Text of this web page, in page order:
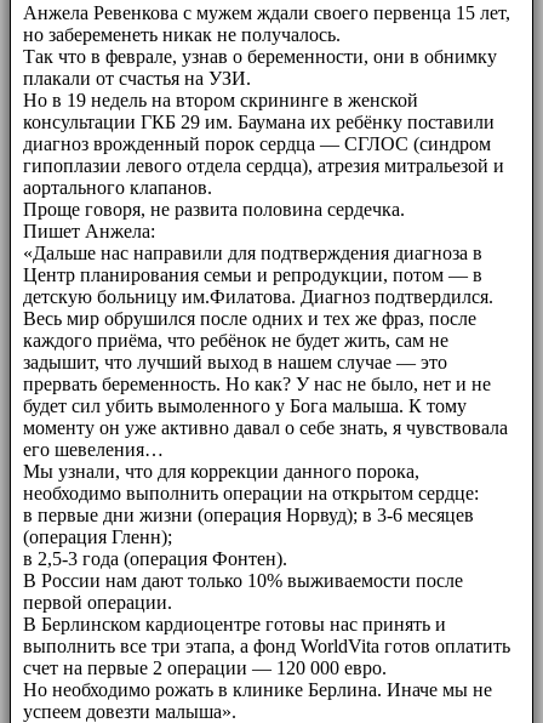
Анжела Ревенкова с мужем ждали своего первенца 15 лет,
но забеременеть никак не получалось.
Так что в феврале, узнав о беременности, они в обнимку
плакали от счастья на УЗИ.
Но в 19 недель на втором скрининге в женской
консультации ГКБ 29 им. Баумана их ребёнку поставили
диагноз врожденный порок сердца — СГЛОС (синдром
гипоплазии левого отдела сердца), атрезия митральезой и
аортального клапанов.
Проще говоря, не развита половина сердечка.
Пишет Анжела:
«Дальше нас направили для подтверждения диагноза в
Центр планирования семьи и репродукции, потом — в
детскую больницу им.Филатова. Диагноз подтвердился.
Весь мир обрушился после одних и тех же фраз, после
каждого приёма, что ребёнок не будет жить, сам не
задышит, что лучший выход в нашем случае — это
прервать беременность. Но как? У нас не было, нет и не
будет сил убить вымоленного у Бога малыша. К тому
моменту он уже активно давал о себе знать, я чувствовала
его шевеления…
Мы узнали, что для коррекции данного порока,
необходимо выполнить операции на открытом сердце:
в первые дни жизни (операция Норвуд); в 3-6 месяцев
(операция Гленн);
в 2,5-3 года (операция Фонтен).
В России нам дают только 10% выживаемости после
первой операции.
В Берлинском кардиоцентре готовы нас принять и
выполнить все три этапа, а фонд WorldVita готов оплатить
счет на первые 2 операции — 120 000 евро.
Но необходимо рожать в клинике Берлина. Иначе мы не
успеем довезти малыша».